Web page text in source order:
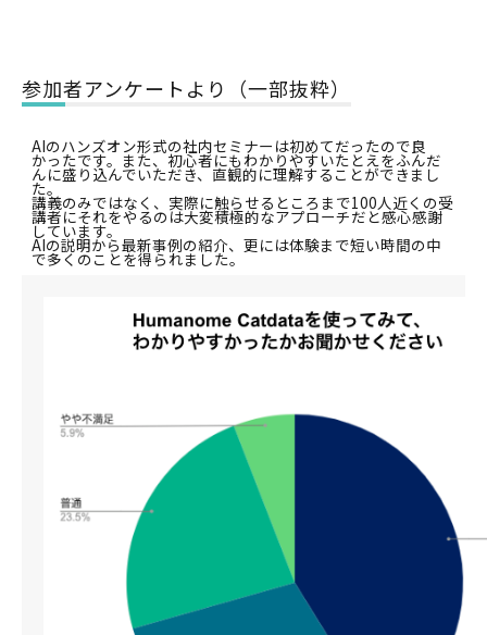
参加者アンケートより（一部抜粋）
AIのハンズオン形式の社内セミナーは初めてだったので良
かったです。また、初心者にもわかりやすいたとえをふんだ
んに盛り込んでいただき、直観的に理解することができまし
た。
講義のみではなく、実際に触らせるところまで100人近くの受
講者にそれをやるのは大変積極的なアプローチだと感心感謝
しています。
AIの説明から最新事例の紹介、更には体験まで短い時間の中
で多くのことを得られました。